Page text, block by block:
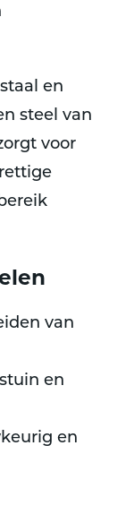
en
steel van
voor
van
en
en